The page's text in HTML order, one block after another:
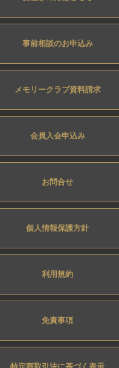
事前相談のお申込み
メモリークラブ資料請求
会員入会申込み
お問合せ
個人情報保護方針
利用規約
免責事項